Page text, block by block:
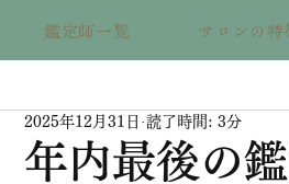
鑑定師一覧 サロンの特
年内最後の
2025年12月31日 読了時間: 3分